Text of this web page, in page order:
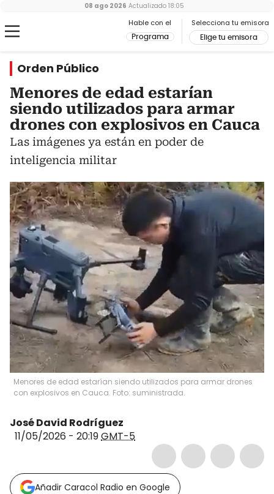
Hable con el
Programa
Selecciona tu emisora
Elige tu emisora
08 ago 2026 Actualizado 18:05
Orden Público
Menores de edad estarían
siendo utilizados para armar
drones con explosivos en Cauca
Las imágenes ya están en poder de
inteligencia militar
Menores de edad estarían siendo utilizados para armar drones
con explosivos en Cauca. Foto: suministrada.
José David Rodríguez
11/05/2026 - 20:19GMT-5
Añadir Caracol Radio en Google